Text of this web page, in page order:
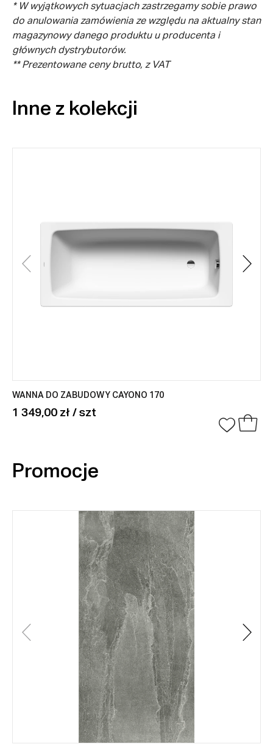
* W wyjątkowych sytuacjach zastrzegamy sobie prawo
do anulowania zamówienia ze względu na aktualny stan
magazynowy danego produktu u producenta i
głównych dystrybutorów.
** Prezentowane ceny brutto, z VAT
Inne z kolekcji
WANNA DO ZABUDOWY CAYONO 170
1 349,00 zł / szt
Promocje